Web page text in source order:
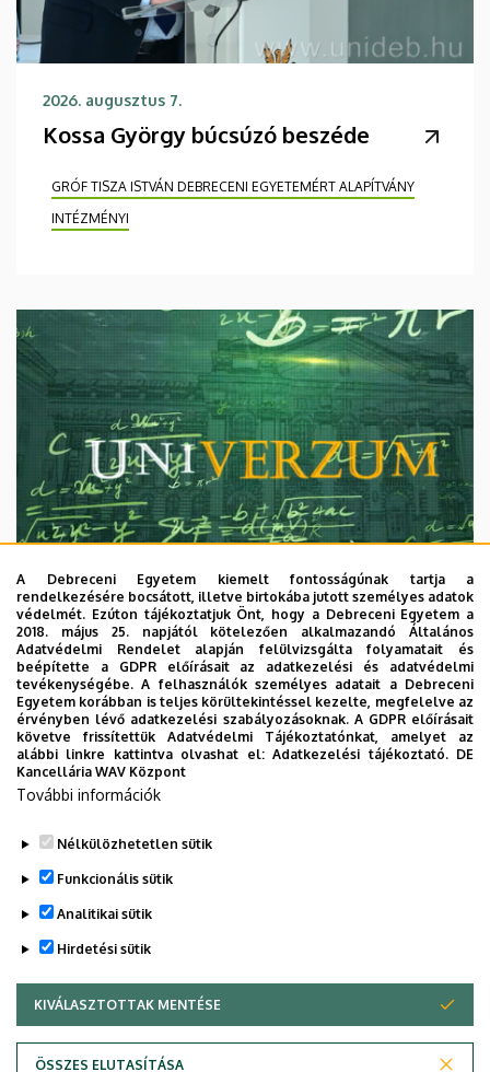
2026. augusztus 7.
Kossa György búcsúzó beszéde
GRÓF TISZA ISTVÁN DEBRECENI EGYETEMÉRT ALAPÍTVÁNY
INTÉZMÉNYI
2026. augusztus 7.
Univerzum: A Debreceni Egyetem
titkos receptjei
KUTATÁS TUDOMÁNY
A Debreceni Egyetem kiemelt fontosságúnak tartja a
rendelkezésére bocsátott, illetve birtokába jutott személyes adatok
védelmét. Ezúton tájékoztatjuk Önt, hogy a Debreceni Egyetem a
2018. május 25. napjától kötelezően alkalmazandó Általános
Adatvédelmi Rendelet alapján felülvizsgálta folyamatait és
beépítette a GDPR előírásait az adatkezelési és adatvédelmi
tevékenységébe. A felhasználók személyes adatait a Debreceni
Egyetem korábban is teljes körültekintéssel kezelte, megfelelve az
érvényben lévő adatkezelési szabályozásoknak. A GDPR előírásait
követve frissítettük Adatvédelmi Tájékoztatónkat, amelyet az
alábbi linkre kattintva olvashat el:Adatkezelési tájékoztató. DE
Kancellária WAV Központ
További információk
Nélkülözhetetlen sütik
Funkcionális sütik
Analitikai sütik
Hirdetési sütik
KIVÁLASZTOTTAK MENTÉSE
ÖSSZES ELUTASÍTÁSA
WITHDRAW CONSENT